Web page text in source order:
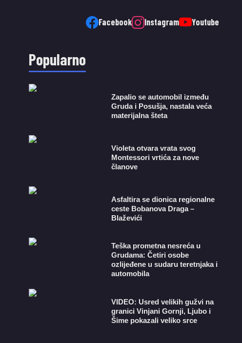
Facebook Instagram Youtube
Popularno
Zapalio se automobil između
Gruda i Posušja, nastala veća
materijalna šteta
Violeta otvara vrata svog
Montessori vrtića za nove
članove
Asfaltira se dionica regionalne
ceste Bobanova Draga –
Blaževići
Teška prometna nesreća u
Grudama: Četiri osobe
ozlijeđene u sudaru teretnjaka i
automobila
VIDEO: Usred velikih gužvi na
granici Vinjani Gornji, Ljubo i
Šime pokazali veliko srce